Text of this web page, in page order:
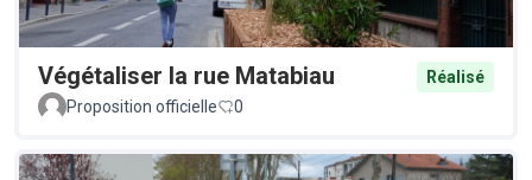
Végétaliser la rue Matabiau
Réalisé
Proposition officielle
0